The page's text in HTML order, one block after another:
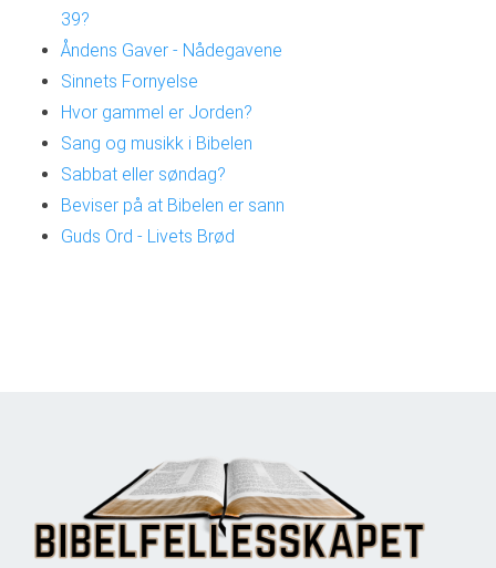
39?
Åndens Gaver - Nådegavene
Sinnets Fornyelse
Hvor gammel er Jorden?
Sang og musikk i Bibelen
Sabbat eller søndag?
Beviser på at Bibelen er sann
Guds Ord - Livets Brød